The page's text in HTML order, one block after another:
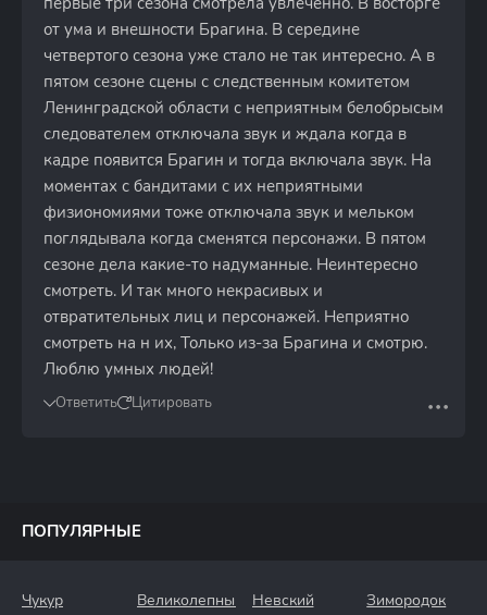
от ума и внешности Брагина. В середине
четвертого сезона уже стало не так интересно. А в
пятом сезоне сцены с следственным комитетом
Ленинградской области с неприятным белобрысым
следователем отключала звук и ждала когда в
кадре появится Брагин и тогда включала звук. На
моментах с бандитами с их неприятными
физиономиями тоже отключала звук и мельком
поглядывала когда сменятся персонажи. В пятом
сезоне дела какие-то надуманные. Неинтересно
смотреть. И так много некрасивых и
отвратительных лиц и персонажей. Неприятно
смотреть на н их, Только из-за Брагина и смотрю.
Люблю умных людей!
Ответить Цитировать
ПОПУЛЯРНЫЕ
Чукур
Великолепный
Невский Зимородок